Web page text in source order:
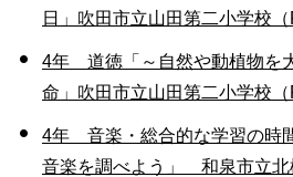
日」吹田市立山田第二小学校（
4年 道徳「～自然や動植物を
命」吹田市立山田第二小学校（
4年 音楽・総合的な学習の時
音楽を調べよう」 和泉市立北